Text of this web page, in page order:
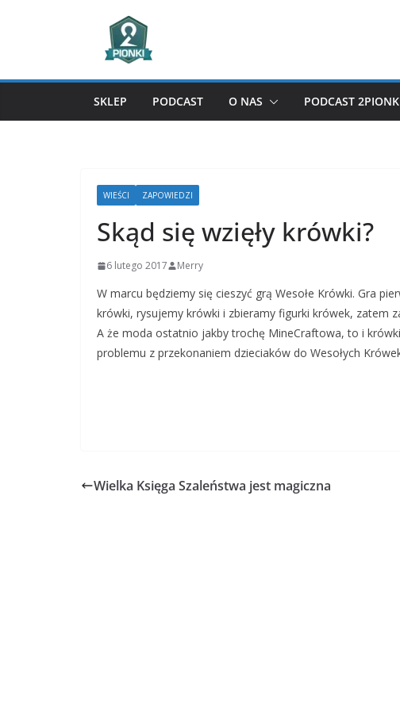
SKLEP PODCAST O NAS PODCAST
WIEŚCI ZAPOWIEDZI
Skąd się wzięły krówki?
6 lutego 2017 Merry
W marcu będziemy się cieszyć grą Wesołe Krówki. Gra
krówki, rysujemy krówki i zbieramy figurki krówek, zatem
A że moda ostatnio jakby trochę MineCraftowa, to i
problemu z przekonaniem dzieciaków do Wesołych
Wielka Księga Szaleństwa jest magiczna